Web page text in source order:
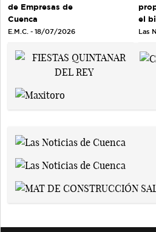
de Empresas de
Cuenca
E.M.C. - 18/07/2026
el
Las